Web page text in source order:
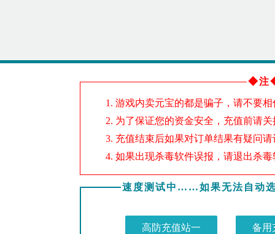
◆注
游戏内卖元宝的都是骗子，请不要
为了保证您的资金安全，充值前请
充值结束后如果对订单结果有疑问
如果出现杀毒软件误报，请退出杀
速度测试中……如果无法自动
高防充值站一 备用